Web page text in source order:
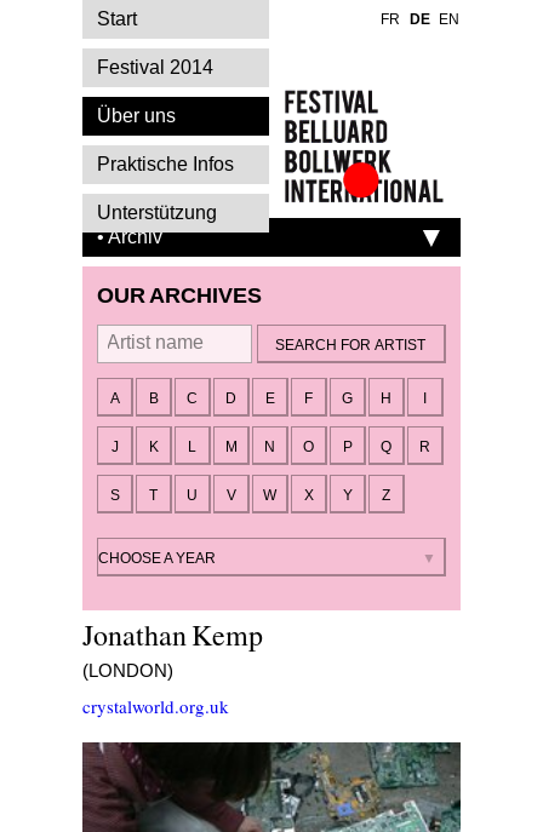
Festival Belluard
International
• Archiv
OUR ARCHIVES
A B C D E F G H
J K L M N O P Q R
S T U V W X Y Z
CHOOSE A YEAR
Jonathan Kemp
(LONDON)
crystalworld.org.uk
Start
Festival 2014
Über uns
Praktische Infos
Unterstützung
FR DE EN